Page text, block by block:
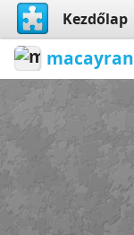
Kezdőlap
macayran